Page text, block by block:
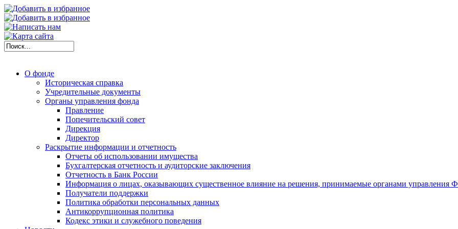
О фонде
Историческая справка
Учредительные документы
Органы управления фонда
Правление
Попечительский совет
Дирекция
Директор
Раскрытие информации и отчетность
Отчеты об использовании имущества
Бухгалтерская отчетность и аудиторские заключения
Отчетность в Банк России
Информация о лицах, оказывающих существенное влияние на решения, принимаемые органами управления
Получатели поддержки
Политика обработки персональных данных
Антикоррупционная политика
Кодекс этики и служебного поведения